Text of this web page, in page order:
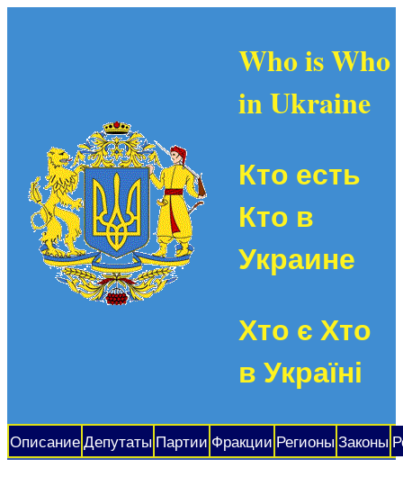
Who is Who
in Ukraine
Кто есть
Кто в
Украине
Хто є Хто
в Україні
Описание Депутаты Партии Фракции Регионы Законы